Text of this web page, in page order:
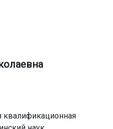
квалификационная